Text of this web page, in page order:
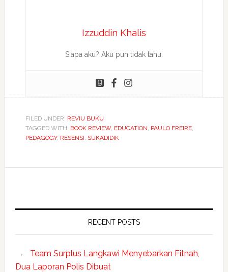
Izzuddin Khalis
Siapa aku? Aku pun tidak tahu.
FILED UNDER: REVIU BUKU
TAGGED WITH: BOOK REVIEW, EDUCATION, PAULO FREIRE,
PEDAGOGY, RESENSI, SUKADIDIK
RECENT POSTS
Team Surplus Langkawi Menyebarkan Fitnah,
Dua Laporan Polis Dibuat